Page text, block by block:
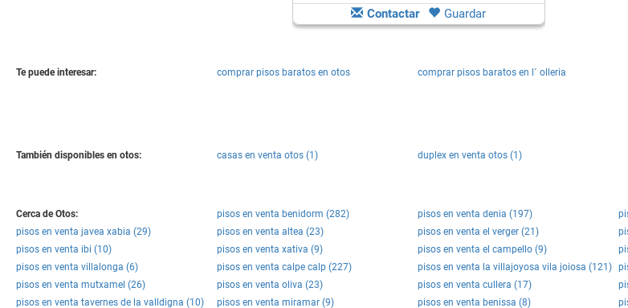
Contactar Guardar
Te puede interesar: comprar pisos baratos en otos comprar pisos baratos en l´ olleria
También disponibles en otos: casas en venta otos (1) duplex en venta otos (1)
Cerca de Otos: pisos en venta benidorm (282) pisos en venta denia (197)
pisos en venta javea xabia (29)
pisos en venta altea (23) pisos en venta el verger (21)
pisos en venta ibi (10)
pisos en venta xativa (9) pisos en venta el campello (9)
pisos en venta villalonga (6)
pisos en venta calpe calp (227) pisos en venta la villajoyosa vila joiosa (121)
pisos en venta mutxamel (26)
pisos en venta oliva (23) pisos en venta cullera (17)
pisos en venta tavernes de la valldigna (10)
pisos en venta miramar (9) pisos en venta benissa (8)